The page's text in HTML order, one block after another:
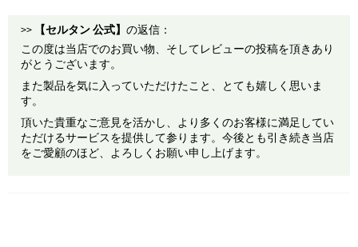
>> 【セルタン 公式】 の返信：
この度は当店でのお買い物、そしてレビューの投稿を頂きあり
がとうございます。
また製品を気に入っていただけたこと、とても嬉しく思いま
す。
頂いた貴重なご意見を活かし、より多くのお客様に満足してい
ただけるサービスを提供して参ります。今後とも引き続き当店
をご愛顧のほど、よろしくお願い申し上げます。